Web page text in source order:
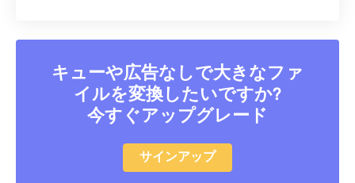
キューや広告なしで大きなファ
イルを変換したいですか?
今すぐアップグレード
サインアップ